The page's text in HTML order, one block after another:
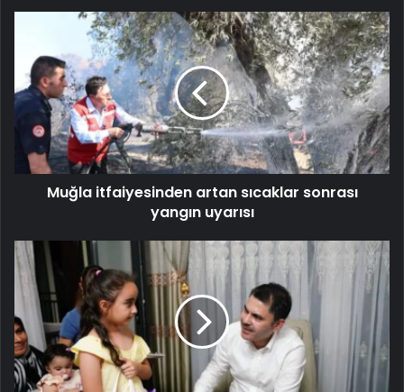
Muğla itfaiyesinden artan sıcaklar sonrası
yangın uyarısı